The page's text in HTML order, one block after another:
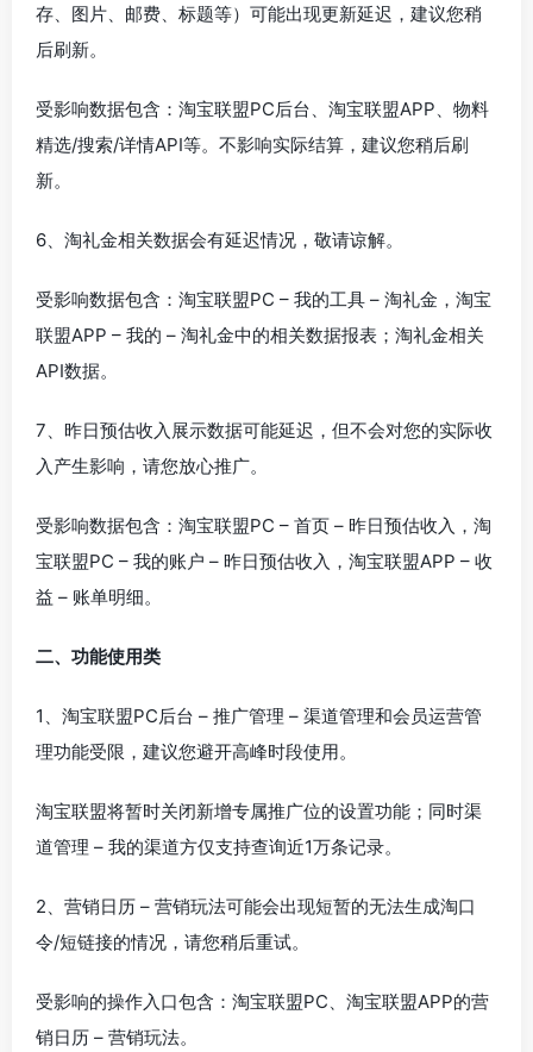
存、图片、邮费、标题等）可能出现更新延迟，建议您稍
后刷新。
受影响数据包含：淘宝联盟PC后台、淘宝联盟APP、物料
精选/搜索/详情API等。不影响实际结算，建议您稍后刷
新。
6、淘礼金相关数据会有延迟情况，敬请谅解。
受影响数据包含：淘宝联盟PC – 我的工具 – 淘礼金，淘宝
联盟APP – 我的 – 淘礼金中的相关数据报表；淘礼金相关
API数据。
7、昨日预估收入展示数据可能延迟，但不会对您的实际收
入产生影响，请您放心推广。
受影响数据包含：淘宝联盟PC – 首页 – 昨日预估收入，淘
宝联盟PC – 我的账户 – 昨日预估收入，淘宝联盟APP – 收
益 – 账单明细。
二、功能使用类
1、淘宝联盟PC后台 – 推广管理 – 渠道管理和会员运营管
理功能受限，建议您避开高峰时段使用。
淘宝联盟将暂时关闭新增专属推广位的设置功能；同时渠
道管理 – 我的渠道方仅支持查询近1万条记录。
2、营销日历 – 营销玩法可能会出现短暂的无法生成淘口
令/短链接的情况，请您稍后重试。
受影响的操作入口包含：淘宝联盟PC、淘宝联盟APP的营
销日历 – 营销玩法。